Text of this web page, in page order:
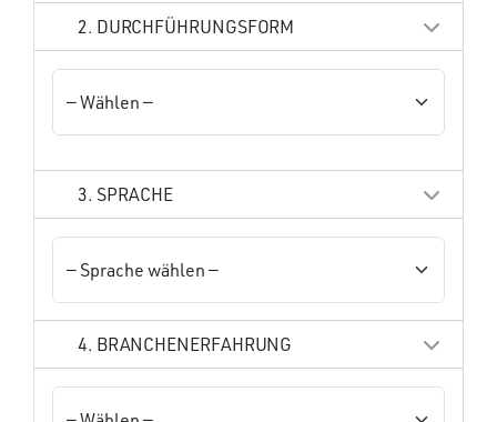
2. DURCHFÜHRUNGSFORM
3. SPRACHE
4. BRANCHENERFAHRUNG